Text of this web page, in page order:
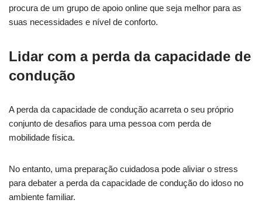
procura de um grupo de apoio online que seja melhor para as
suas necessidades e nível de conforto.
Lidar com a perda da capacidade de
condução
A perda da capacidade de condução acarreta o seu próprio
conjunto de desafios para uma pessoa com perda de
mobilidade física.
No entanto, uma preparação cuidadosa pode aliviar o stress
para debater a perda da capacidade de condução do idoso no
ambiente familiar.